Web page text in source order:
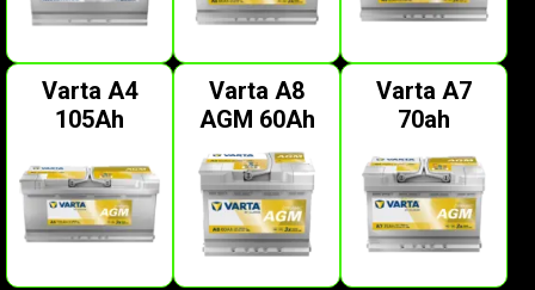
Varta A4
105Ah
Varta A8
AGM 60Ah
Varta A7
70ah